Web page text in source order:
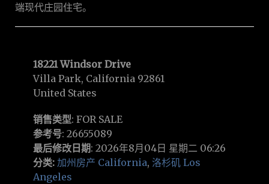
端现代庄园住宅。
18221 Windsor Drive
Villa Park, California 92861
United States
销售类型: FOR SALE
参考号: 26655089
最后修改日期: 2026年8月04日 星期二 06:26
分类: 加州房产 California, 洛杉矶 Los
Angeles